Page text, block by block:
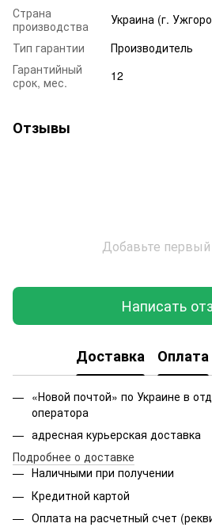
Страна
производства
Украина (г.
Тип гарантии
Производитель
Гарантийный
срок, мес.
12
Отзывы
Добавьте
Написать
Доставка Оплата
«Новой почтой» по Украине в
оператора
адресная курьерская доставка
Подробнее о доставке
Наличными при получении
Кредитной картой
Оплата на расчетный счет